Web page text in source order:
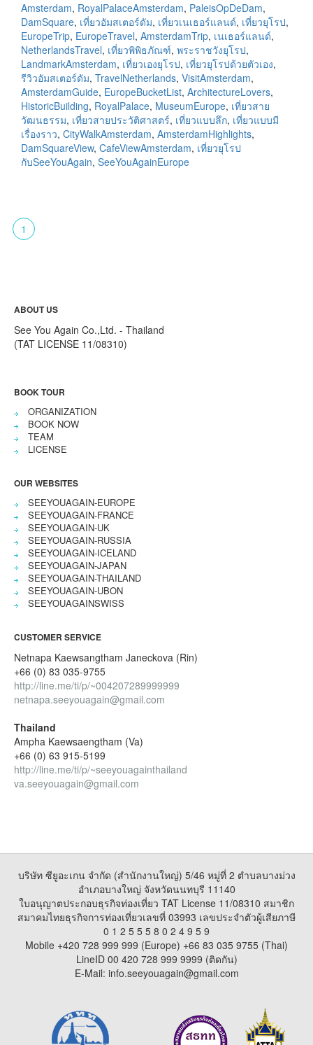
Amsterdam, RoyalPalaceAmsterdam, PaleisOpDeDam,
DamSquare, เที่ยวอัมสเตอร์ดัม, เที่ยวเนเธอร์แลนด์, เที่ยวยุโรป,
EuropeTrip, EuropeTravel, AmsterdamTrip, เนเธอร์แลนด์,
NetherlandsTravel, เที่ยวพิพิธภัณฑ์, พระราชวังยุโรป,
LandmarkAmsterdam, เที่ยวเองยุโรป, เที่ยวยุโรปด้วยตัวเอง,
รีวิวอัมสเตอร์ดัม, TravelNetherlands, VisitAmsterdam,
AmsterdamGuide, EuropeBucketList, ArchitectureLovers,
HistoricBuilding, RoyalPalace, MuseumEurope, เที่ยวสาย
วัฒนธรรม, เที่ยวสายประวัติศาสตร์, เที่ยวแบบลึก, เที่ยวแบบมี
เรื่องราว, CityWalkAmsterdam, AmsterdamHighlights,
DamSquareView, CafeViewAmsterdam, เที่ยวยุโรป
กับSeeYouAgain, SeeYouAgainEurope
1
ABOUT US
See You Again Co.,Ltd. - Thailand
(TAT LICENSE 11/08310)
BOOK TOUR
ORGANIZATION
BOOK NOW
TEAM
LICENSE
OUR WEBSITES
SEEYOUAGAIN-EUROPE
SEEYOUAGAIN-FRANCE
SEEYOUAGAIN-UK
SEEYOUAGAIN-RUSSIA
SEEYOUAGAIN-ICELAND
SEEYOUAGAIN-JAPAN
SEEYOUAGAIN-THAILAND
SEEYOUAGAIN-UBON
SEEYOUAGAINSWISS
CUSTOMER SERVICE
Netnapa Kaewsangtham Janeckova (Rin)
+66 (0) 83 035-9755
http://line.me/ti/p/~004207289999999
netnapa.seeyouagain@gmail.com
Thailand
Ampha Kaewsaengtham (Va)
+66 (0) 63 915-5199
http://line.me/ti/p/~seeyouagainthailand
va.seeyouagain@gmail.com
บริษัท ซียูอะเกน จำกัด (สำนักงานใหญ่) 5/46 หมู่ที่ 2 ตำบลบางม่วง
อำเภอบางใหญ่ จังหวัดนนทบุรี 11140
ใบอนุญาตประกอบธุรกิจท่องเที่ยว TAT License 11/08310 สมาชิก
สมาคมไทยธุรกิจการท่องเที่ยวเลขที่ 03993 เลขประจำตัวผู้เสียภาษี
0 1 2 5 5 5 8 0 2 4 9 5 9
Mobile +420 728 999 999 (Europe) +66 83 035 9755 (Thai)
LineID 00 420 728 999 9999 (ติดกัน)
E-Mail: info.seeyouagain@gmail.com